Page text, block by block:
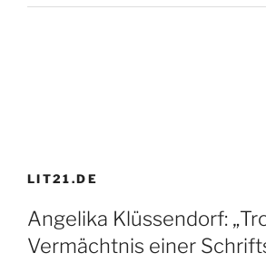
LIT21.DE
Angelika Klüssendorf:
Vermächtnis einer